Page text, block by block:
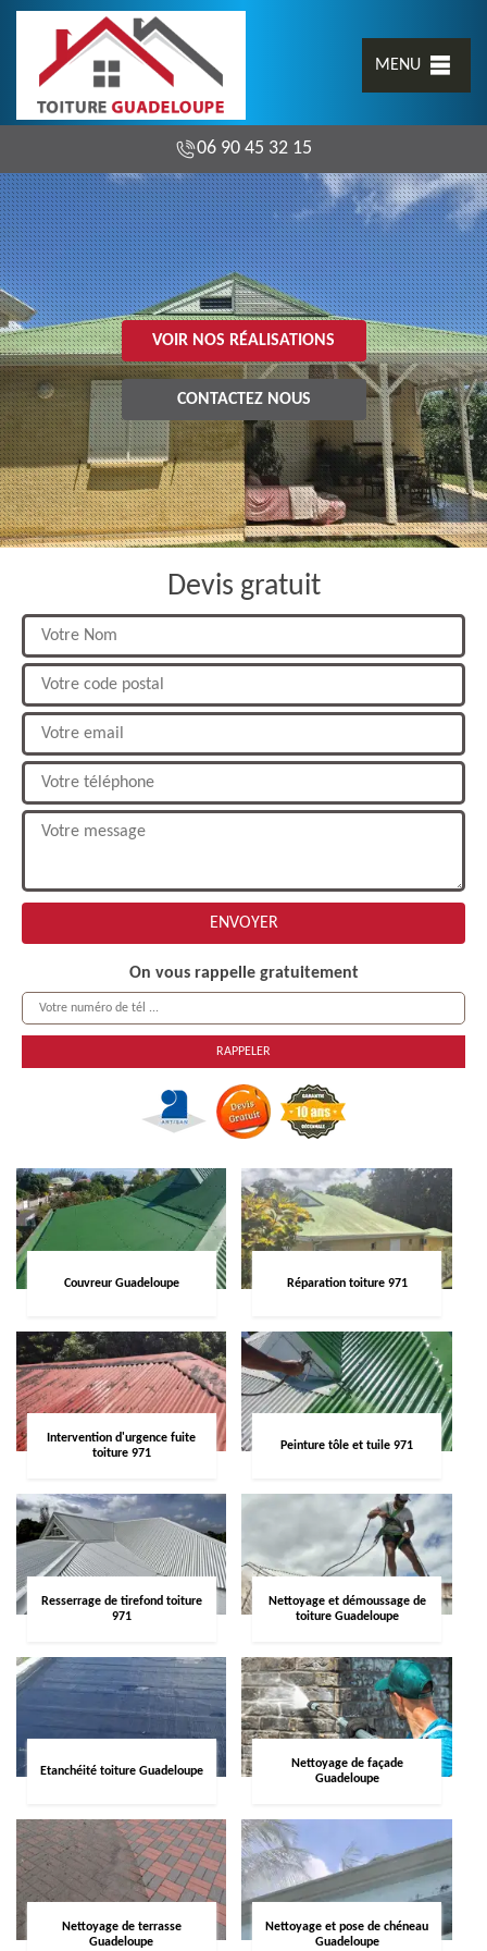
MENU
06 90 45 32 15
VOIR NOS RÉALISATIONS
CONTACTEZ NOUS
Devis gratuit
On vous rappelle gratuitement
Couvreur Guadeloupe Réparation toiture 971
Intervention d'urgence fuite
toiture 971
Peinture tôle et tuile 971
Resserrage de tirefond toiture
971
Nettoyage et démoussage de
toiture Guadeloupe
Etanchéité toiture Guadeloupe
Nettoyage de façade
Guadeloupe
Nettoyage de terrasse
Guadeloupe
Nettoyage et pose de chéneau
Guadeloupe